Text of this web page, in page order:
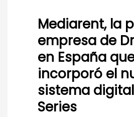
Mediarent, la
empresa de
en España
incorporó el
sistema
Series